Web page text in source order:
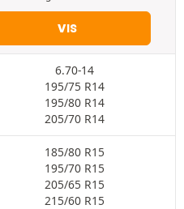
VIS
6.70-14
195/75 R14
195/80 R14
205/70 R14
185/80 R15
195/70 R15
205/65 R15
215/60 R15